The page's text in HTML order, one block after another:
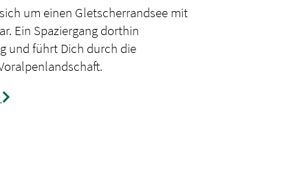
um einen Gletscherrandsee mit
Ein Spaziergang dorthin
und führt Dich durch die